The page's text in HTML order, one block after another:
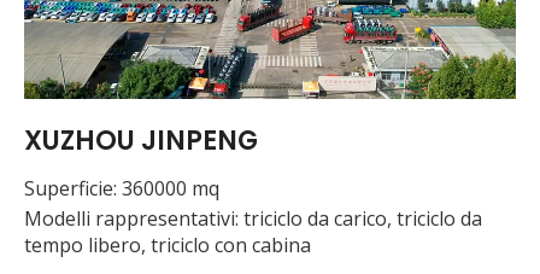
XUZHOU JINPENG
Superficie: 360000 mq
Modelli rappresentativi: triciclo da carico, triciclo da
tempo libero, triciclo con cabina